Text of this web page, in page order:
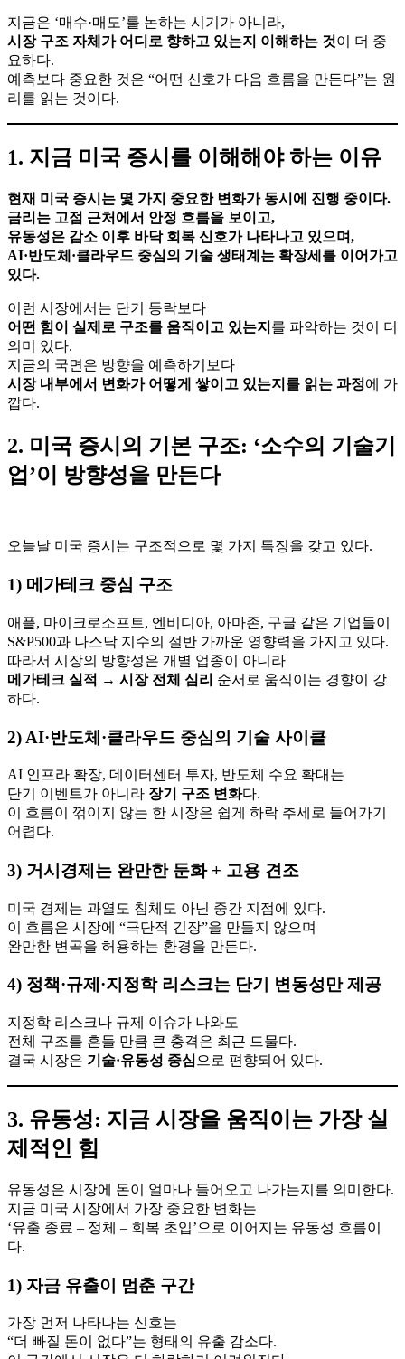
지금은 ‘매수·매도’를 논하는 시기가 아니라,
시장 구조 자체가 어디로 향하고 있는지 이해하는 것이 더 중
요하다.
예측보다 중요한 것은 “어떤 신호가 다음 흐름을 만든다”는 원
리를 읽는 것이다.
1. 지금 미국 증시를 이해해야 하는 이유
현재 미국 증시는 몇 가지 중요한 변화가 동시에 진행 중이다.
금리는 고점 근처에서 안정 흐름을 보이고,
유동성은 감소 이후 바닥 회복 신호가 나타나고 있으며,
AI·반도체·클라우드 중심의 기술 생태계는 확장세를 이어가고
있다.
이런 시장에서는 단기 등락보다
어떤 힘이 실제로 구조를 움직이고 있는지 를 파악하는 것이 더
의미 있다.
지금의 국면은 방향을 예측하기보다
시장 내부에서 변화가 어떻게 쌓이고 있는지를 읽는 과정에 가
깝다.
2. 미국 증시의 기본 구조: ‘소수의 기술기
업’이 방향성을 만든다
오늘날 미국 증시는 구조적으로 몇 가지 특징을 갖고 있다.
1) 메가테크 중심 구조
애플, 마이크로소프트, 엔비디아, 아마존, 구글 같은 기업들이
S&P500과 나스닥 지수의 절반 가까운 영향력을 가지고 있다.
따라서 시장의 방향성은 개별 업종이 아니라
메가테크 실적 → 시장 전체 심리 순서로 움직이는 경향이 강
하다.
2) AI·반도체·클라우드 중심의 기술 사이클
AI 인프라 확장, 데이터센터 투자, 반도체 수요 확대는
단기 이벤트가 아니라 장기 구조 변화다.
이 흐름이 꺾이지 않는 한 시장은 쉽게 하락 추세로 들어가기
어렵다.
3) 거시경제는 완만한 둔화 + 고용 견조
미국 경제는 과열도 침체도 아닌 중간 지점에 있다.
이 흐름은 시장에 “극단적 긴장”을 만들지 않으며
완만한 변곡을 허용하는 환경을 만든다.
4) 정책·규제·지정학 리스크는 단기 변동성만 제공
지정학 리스크나 규제 이슈가 나와도
전체 구조를 흔들 만큼 큰 충격은 최근 드물다.
결국 시장은 기술·유동성 중심 으로 편향되어 있다.
3. 유동성: 지금 시장을 움직이는 가장 실
제적인 힘
유동성은 시장에 돈이 얼마나 들어오고 나가는지를 의미한다.
지금 미국 시장에서 가장 중요한 변화는
‘유출 종료 – 정체 – 회복 초입’으로 이어지는 유동성 흐름이
다.
1) 자금 유출이 멈춘 구간
가장 먼저 나타나는 신호는
“더 빠질 돈이 없다”는 형태의 유출 감소다.